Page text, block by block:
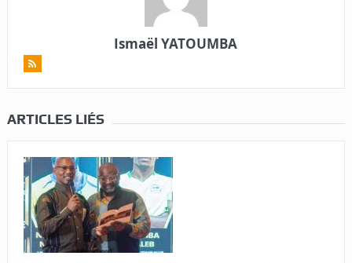
Ismaël YATOUMBA
ARTICLES LIÉS